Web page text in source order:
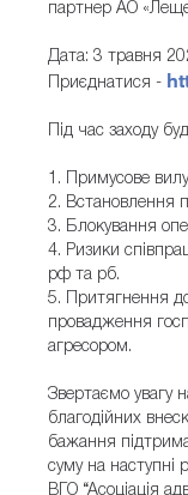
партнер АО
Дата: 3 травня
Приєднатися -
Під час заходу
1. Примусове
2. Встановлення
3. Блокування
4. Ризики
рф та рб.
5. Притягнення до
провадження
агресором.
Звертаємо увагу
благодійних
бажання
суму на наступні
ВГО “Асоціація